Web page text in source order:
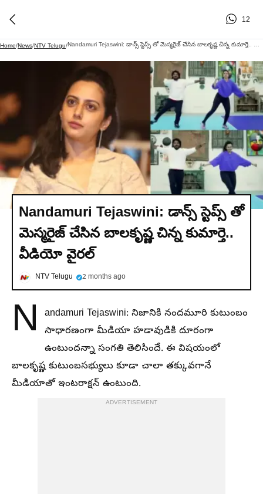
12
Home/News/NTV Telugu/
Nandamuri Tejaswini: డాన్స్ స్టెప్స్ తో
మెస్మరైజ్ చేసిన బాలకృష్ణ చిన్న కుమార్తె..
వీడియో వైరల్
NTV Telugu 2 months ago
N
andamuri Tejaswini: నిజానికి నందమూరి కుటుంబం
సాధారణంగా మీడియా హడావుడికి దూరంగా
ఉంటుందన్నా సంగతి తెలిసిందే. ఈ విషయంలో
బాలకృష్ణ కుటుంబసభ్యులు కూడా చాలా తక్కువగానే
మీడియాతో ఇంటరాక్షన్ ఉంటుంది.
ADVERTISEMENT